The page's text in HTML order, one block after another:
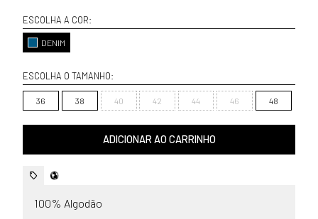
ESCOLHA A COR:
DENIM
ESCOLHA O TAMANHO:
36 38 40 42 44 46 48
ADICIONAR AO CARRINHO
100% Algodão